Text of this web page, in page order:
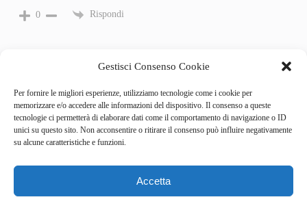
Gestisci Consenso Cookie
Per fornire le migliori esperienze, utilizziamo tecnologie come i cookie per
memorizzare e/o accedere alle informazioni del dispositivo. Il consenso a queste
tecnologie ci permetterà di elaborare dati come il comportamento di navigazione o ID
unici su questo sito. Non acconsentire o ritirare il consenso può influire negativamente
su alcune caratteristiche e funzioni.
Accetta
0 Rispondi
Categories